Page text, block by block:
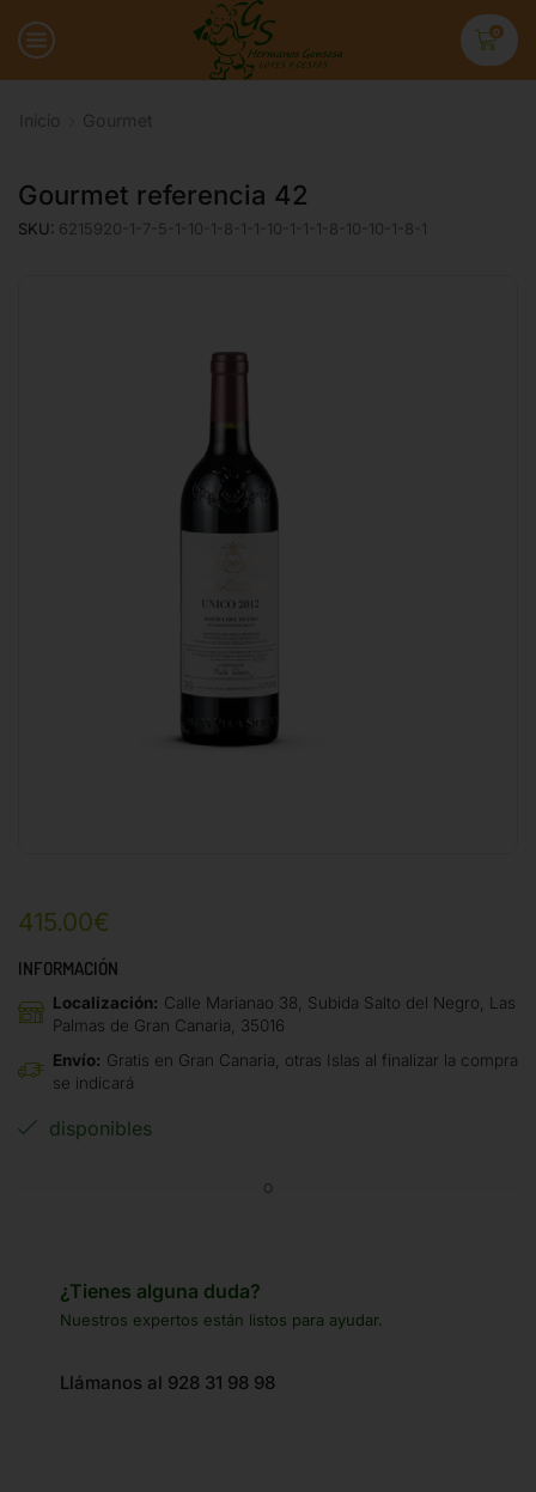
0
Inicio Gourmet
Gourmet referencia 42
SKU: 6215920-1-7-5-1-10-1-8-1-1-10-1-1-1-8-10-10-1-8-1
415.00€
INFORMACIÓN
Localización: Calle Marianao 38, Subida Salto del Negro, Las
Palmas de Gran Canaria, 35016
Envío: Gratis en Gran Canaria, otras Islas al finalizar la compra
se indicará
disponibles
O
¿Tienes alguna duda?
Nuestros expertos están listos para ayudar.
Llámanos al 928 31 98 98